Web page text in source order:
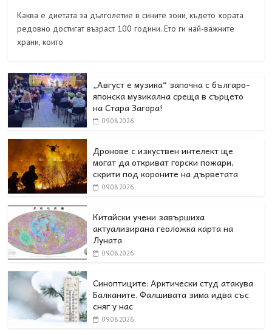
Каква е диетата за дълголетие в сините зони, където хората
редовно достигат възраст 100 години. Ето ги най-важните
храни, които
„Август е музика“ започна с българо-
японска музикална среща в сърцето
на Стара Загора!
09.08.2026
Дронове с изкуствен интелект ще
могат да откриват горски пожари,
скрити под короните на дърветата
09.08.2026
Китайски учени завършиха
актуализирана геоложка карта на
Луната
09.08.2026
Синоптиците: Арктически студ атакува
Балканите. Фалшивата зима идва със
сняг у нас
09.08.2026